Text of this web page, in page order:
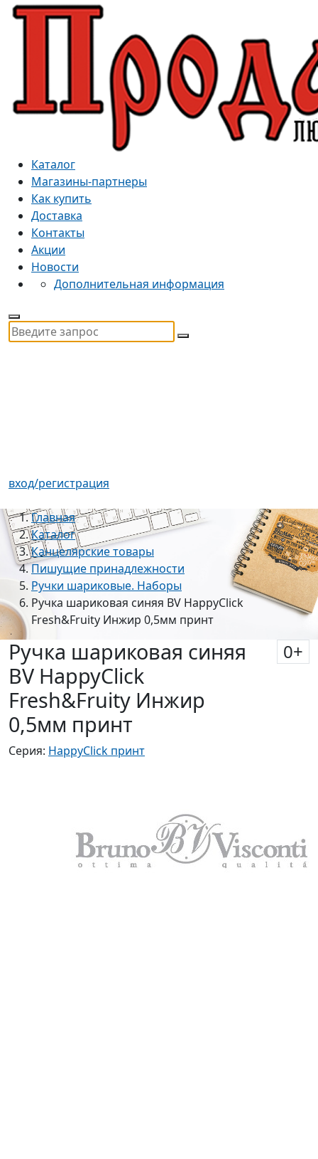
Каталог
Магазины-партнеры
Как купить
Доставка
Контакты
Акции
Новости
Дополнительная информация
вход/регистрация
Главная
Каталог
Канцелярские товары
Пишущие принадлежности
Ручки шариковые. Наборы
Ручка шариковая синяя BV HappyClick
Fresh&Fruity Инжир 0,5мм принт
Ручка шариковая синяя
BV HappyClick
Fresh&Fruity Инжир
0,5мм принт
0+
Серия: HappyClick принт